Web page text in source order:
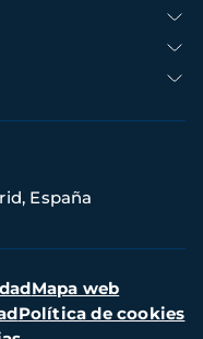
España
Mapa web
Política de cookies